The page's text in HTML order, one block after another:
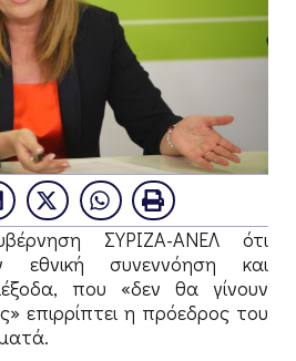
ΣΥΡΙΖΑ-ΑΝΕΛ ότι
εθνική συνεννόηση και
που «δεν θα γίνουν
επιρρίπτει η πρόεδρος του